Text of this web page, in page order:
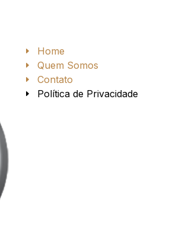
Home
Quem Somos
Contato
Política de Privacidade